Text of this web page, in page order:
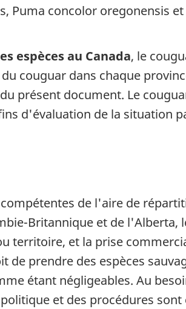
Puma concolor oregonensis
espèces au Canada, le
couguar dans chaque
présent document. Le
d'évaluation de la situation
de l'aire de
Britannique et de
territoire, et la prise
de prendre des espèces
étant négligeables. Au
et des procédures